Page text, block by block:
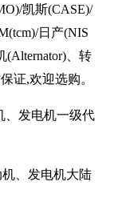
凯斯(CASE)/
日产(NIS
(Alternator)、转
证,欢迎选购。
、发电机一级代
、发电机大陆